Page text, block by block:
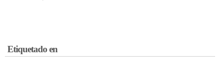
Etiquetado en